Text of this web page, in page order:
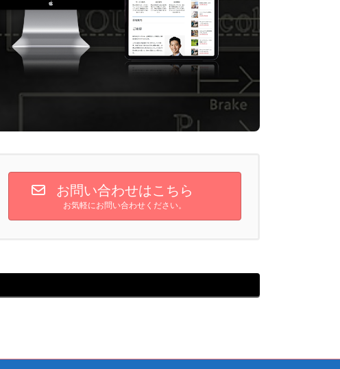
お問い合わせはこちら
お気軽にお問い合わせください。